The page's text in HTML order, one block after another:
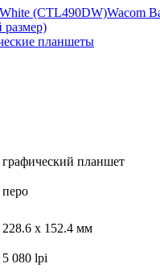
(CTL490DW)Wacom
размер)
планшеты
графический планшет
перо
228.6 x 152.4 мм
5 080 lpi